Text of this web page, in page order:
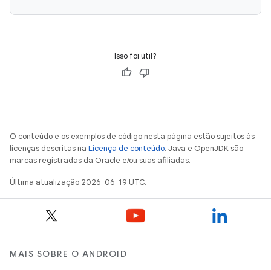
Isso foi útil?
O conteúdo e os exemplos de código nesta página estão sujeitos às
licenças descritas na Licença de conteúdo. Java e OpenJDK são
marcas registradas da Oracle e/ou suas afiliadas.
Última atualização 2026-06-19 UTC.
MAIS SOBRE O ANDROID